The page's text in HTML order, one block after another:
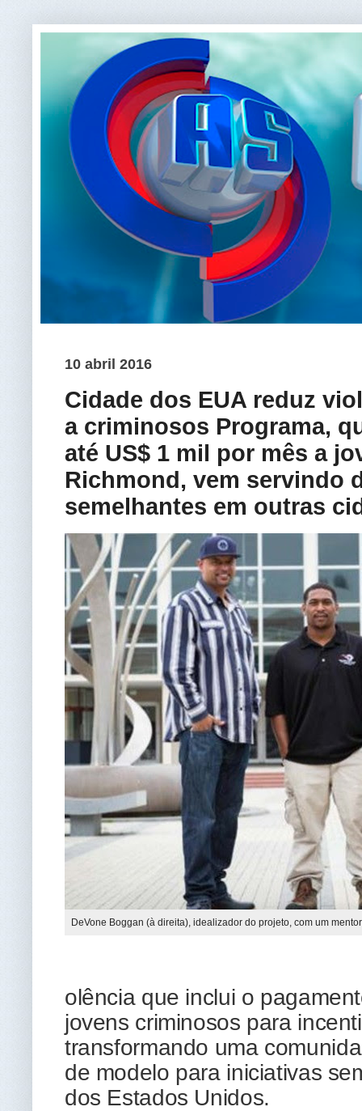
10 abril 2016
Cidade dos EUA reduz
a criminosos Programa,
até US$ 1 mil por mês a
Richmond, vem servindo
semelhantes em outras
DeVone Boggan (à direita), idealizador do projeto, com um
olência que inclui o
jovens criminosos para
transformando uma
de modelo para iniciativas
dos Estados Unidos.